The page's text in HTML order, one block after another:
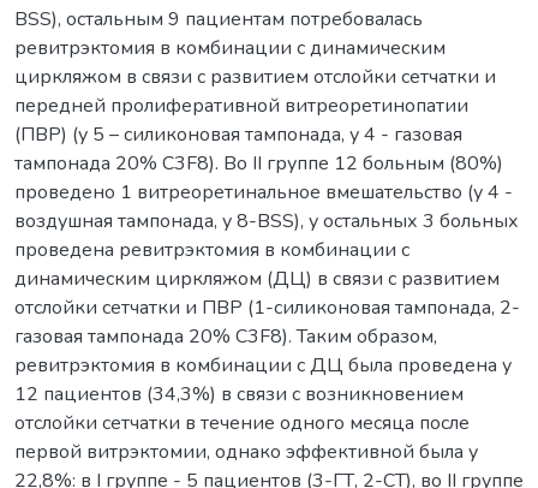
BSS), остальным 9 пациентам потребовалась
ревитрэктомия в комбинации с динамическим
циркляжом в связи с развитием отслойки сетчатки и
передней пролиферативной витреоретинопатии
(ПВР) (у 5 – силиконовая тампонада, у 4 - газовая
тампонада 20% С3F8). Во ІІ группе 12 больным (80%)
проведено 1 витреоретинальное вмешательство (у 4 -
воздушная тампонада, у 8-BSS), у остальных 3 больных
проведена ревитрэктомия в комбинации с
динамическим циркляжом (ДЦ) в связи с развитием
отслойки сетчатки и ПВР (1-силиконовая тампонада, 2-
газовая тампонада 20% С3F8). Таким образом,
ревитрэктомия в комбинации с ДЦ была проведена у
12 пациентов (34,3%) в связи с возникновением
отслойки сетчатки в течение одного месяца после
первой витрэктомии, однако эффективной была у
22,8%: в І группе - 5 пациентов (3-ГТ, 2-СТ), во ІІ группе